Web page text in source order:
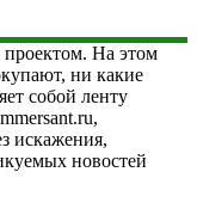
проектом. На этом
ни какие
собой ленту
искажения,
новостей